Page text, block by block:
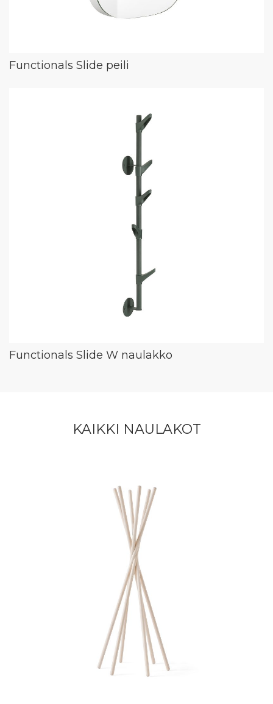
Functionals Slide peili
Functionals Slide W naulakko
KAIKKI NAULAKOT